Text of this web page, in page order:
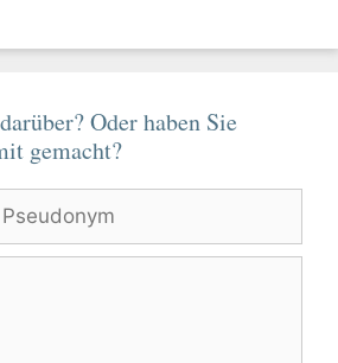
Oder haben Sie
gemacht?